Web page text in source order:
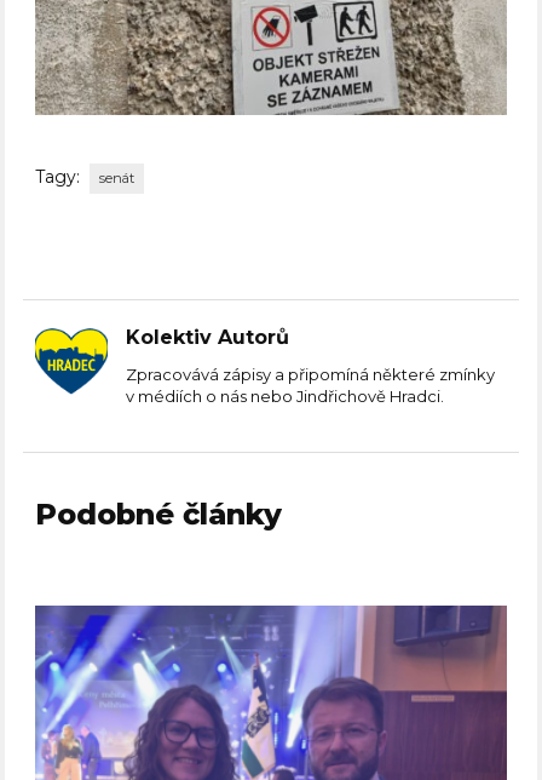
Tagy: senát
Kolektiv Autorů
Zpracovává zápisy a připomíná některé zmínky
v médiích o nás nebo Jindřichově Hradci.
Podobné články